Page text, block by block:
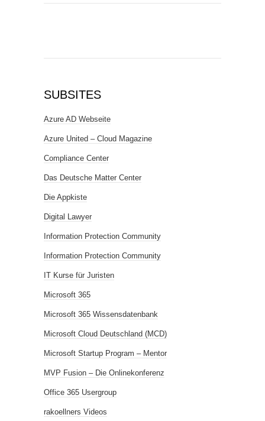
SUBSITES
Azure AD Webseite
Azure United – Cloud Magazine
Compliance Center
Das Deutsche Matter Center
Die Appkiste
Digital Lawyer
Information Protection Community
Information Protection Community
IT Kurse für Juristen
Microsoft 365
Microsoft 365 Wissensdatenbank
Microsoft Cloud Deutschland (MCD)
Microsoft Startup Program – Mentor
MVP Fusion – Die Onlinekonferenz
Office 365 Usergroup
rakoellners Videos